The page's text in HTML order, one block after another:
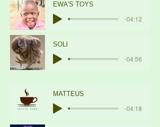
EWA'S TOYS
-04:12
SOLI
-04:56
MATTEUS
-04:18